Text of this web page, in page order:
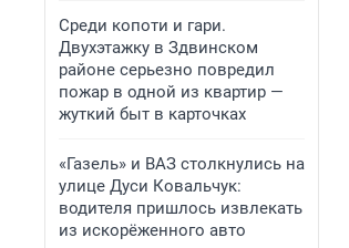
Среди копоти и гари.
Двухэтажку в Здвинском
районе серьезно повредил
пожар в одной из квартир —
жуткий быт в карточках
«Газель» и ВАЗ столкнулись на
улице Дуси Ковальчук:
водителя пришлось извлекать
из искорёженного авто